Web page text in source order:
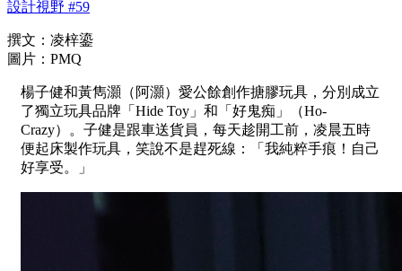
設計視野 #59
撰文：凌梓鎏
圖片：PMQ
楊子健和黃雋灝（阿灝）愛公餘創作搪膠玩具，分別成立
了獨立玩具品牌「Hide Toy」和「好鬼痴」（Ho-
Crazy）。子健是跟車送貨員，每天趁開工前，凌晨五時
便起床製作玩具，笑說不是趕死線：「我純粹手痕！自己
好享受。」